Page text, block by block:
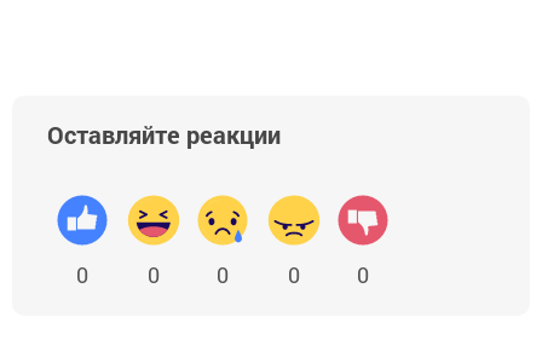
Оставляйте реакции
0 0 0 0 0